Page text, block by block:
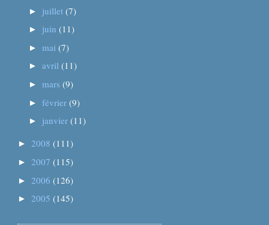
► juillet(7)
► juin(11)
► mai(7)
►avril(11)
► mars(9)
►février(9)
► janvier(11)
►2008(111)
►2007(115)
►2006(126)
►2005(145)